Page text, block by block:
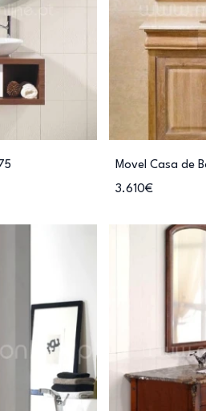
Movel Casa de
3.610€